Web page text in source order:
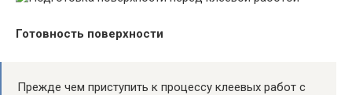
Готовность поверхности
Прежде чем приступить к процессу клеевых работ с